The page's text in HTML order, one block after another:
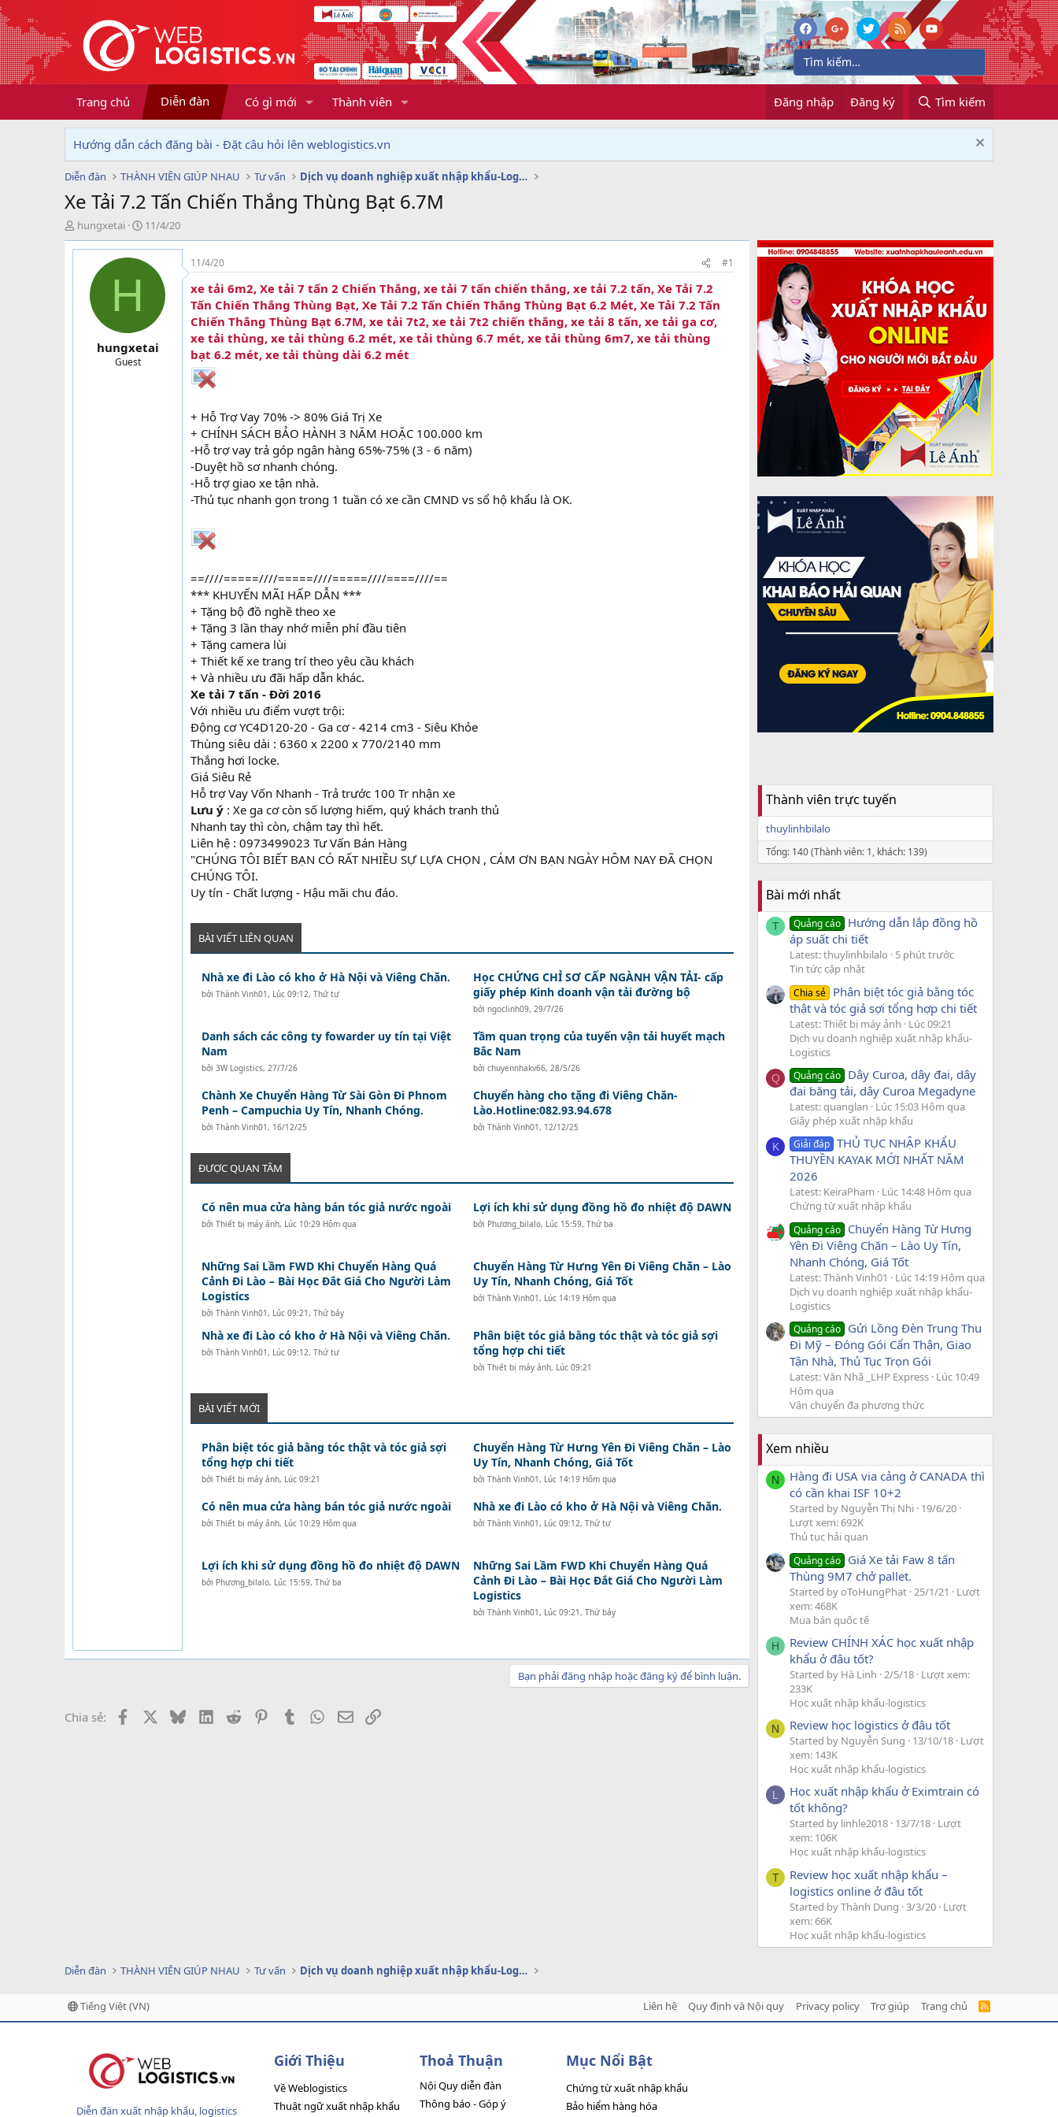
Trang chủ Diễn đàn Có gì mới Thành viên Đăng nhập Đăng ký Tìm kiếm
Hướng dẫn cách đăng bài - Đặt câu hỏi lên weblogistics.vn
Diễn đàn THÀNH VIÊN GIÚP NHAU Tư vấn Dịch vụ doanh nghiệp xuất nhập khẩu-Logistics
Xe Tải 7.2 Tấn Chiến Thắng Thùng Bạt 6.7M
T
h
r
hungxetai
N
g
à
y
11/4/20
H
hungxetai
Guest
11/4/20 #1
xe tải 6m2, Xe tải 7 tấn 2 Chiến Thắng, xe tải 7 tấn chiến thắng, xe tải 7.2 tấn, Xe Tải 7.2
Tấn Chiến Thắng Thùng Bạt, Xe Tải 7.2 Tấn Chiến Thắng Thùng Bạt 6.2 Mét, Xe Tải 7.2 Tấn
Chiến Thắng Thùng Bạt 6.7M, xe tải 7t2, xe tải 7t2 chiến thắng, xe tải 8 tấn, xe tải ga cơ,
xe tải thùng, xe tải thùng 6.2 mét, xe tải thùng 6.7 mét, xe tải thùng 6m7, xe tải thùng
bạt 6.2 mét, xe tải thùng dài 6.2 mét
+ Hỗ Trợ Vay 70% -> 80% Giá Trị Xe
+ CHÍNH SÁCH BẢO HÀNH 3 NĂM HOẶC 100.000 km
-Hỗ trợ vay trả góp ngân hàng 65%-75% (3 - 6 năm)
-Duyệt hồ sơ nhanh chóng.
-Hỗ trợ giao xe tận nhà.
-Thủ tục nhanh gọn trong 1 tuần có xe cần CMND vs sổ hộ khẩu là OK.
==////=====////=====////=====////====////==
*** KHUYẾN MÃI HẤP DẪN ***
+ Tặng bộ đồ nghề theo xe
+ Tặng 3 lần thay nhớ miễn phí đầu tiên
+ Tặng camera lùi
+ Thiết kế xe trang trí theo yêu cầu khách
+ Và nhiều ưu đãi hấp dẫn khác.
Xe tải 7 tấn - Đời 2016
Với nhiều ưu điểm vượt trội:
Động cơ YC4D120-20 - Ga cơ - 4214 cm3 - Siêu Khỏe
Thùng siêu dài : 6360 x 2200 x 770/2140 mm
Thắng hơi locke.
Giá Siêu Rẻ
Hỗ trợ Vay Vốn Nhanh - Trả trước 100 Tr nhận xe
Lưu ý : Xe ga cơ còn số lượng hiếm, quý khách tranh thủ
Nhanh tay thì còn, chậm tay thì hết.
Liên hệ : 0973499023 Tư Vấn Bán Hàng
"CHÚNG TÔI BIẾT BẠN CÓ RẤT NHIỀU SỰ LỰA CHỌN , CÁM ƠN BẠN NGÀY HÔM NAY ĐÃ CHỌN
CHÚNG TÔI.
Uy tín - Chất lượng - Hậu mãi chu đáo.
BÀI VIẾT LIÊN QUAN
Nhà xe đi Lào có kho ở Hà Nội và Viêng Chăn.
bởi Thành Vinh01, Lúc 09:12, Thứ tư
Học CHỨNG CHỈ SƠ CẤP NGÀNH VẬN TẢI- cấp
giấy phép Kinh doanh vận tải đường bộ
bởi ngoclinh09, 29/7/26
Danh sách các công ty fowarder uy tín tại Việt
Nam
bởi 3W Logistics, 27/7/26
Tầm quan trọng của tuyến vận tải huyết mạch
Bắc Nam
bởi chuyennhakv66, 28/5/26
Chành Xe Chuyển Hàng Từ Sài Gòn Đi Phnom
Penh – Campuchia Uy Tín, Nhanh Chóng.
bởi Thành Vinh01, 16/12/25
Chuyển hàng cho tặng đi Viêng Chăn-
Lào.Hotline:082.93.94.678
bởi Thành Vinh01, 12/12/25
ĐƯỢC QUAN TÂM
Có nên mua cửa hàng bán tóc giả nước ngoài
bởi Thiết bị máy ảnh, Lúc 10:29 Hôm qua
Lợi ích khi sử dụng đồng hồ đo nhiệt độ DAWN
bởi Phương_bilalo, Lúc 15:59, Thứ ba
Những Sai Lầm FWD Khi Chuyển Hàng Quá
Cảnh Đi Lào – Bài Học Đắt Giá Cho Người Làm
Logistics
bởi Thành Vinh01, Lúc 09:21, Thứ bảy
Chuyển Hàng Từ Hưng Yên Đi Viêng Chăn – Lào
Uy Tín, Nhanh Chóng, Giá Tốt
bởi Thành Vinh01, Lúc 14:19 Hôm qua
Nhà xe đi Lào có kho ở Hà Nội và Viêng Chăn.
bởi Thành Vinh01, Lúc 09:12, Thứ tư
Phân biệt tóc giả bằng tóc thật và tóc giả sợi
tổng hợp chi tiết
bởi Thiết bị máy ảnh, Lúc 09:21
BÀI VIẾT MỚI
Phân biệt tóc giả bằng tóc thật và tóc giả sợi
tổng hợp chi tiết
bởi Thiết bị máy ảnh, Lúc 09:21
Chuyển Hàng Từ Hưng Yên Đi Viêng Chăn – Lào
Uy Tín, Nhanh Chóng, Giá Tốt
bởi Thành Vinh01, Lúc 14:19 Hôm qua
Có nên mua cửa hàng bán tóc giả nước ngoài
bởi Thiết bị máy ảnh, Lúc 10:29 Hôm qua
Nhà xe đi Lào có kho ở Hà Nội và Viêng Chăn.
bởi Thành Vinh01, Lúc 09:12, Thứ tư
Lợi ích khi sử dụng đồng hồ đo nhiệt độ DAWN
bởi Phương_bilalo, Lúc 15:59, Thứ ba
Những Sai Lầm FWD Khi Chuyển Hàng Quá
Cảnh Đi Lào – Bài Học Đắt Giá Cho Người Làm
Logistics
bởi Thành Vinh01, Lúc 09:21, Thứ bảy
Bạn phải đăng nhập hoặc đăng ký để bình luận.
Chia sẻ: Facebook BlueskyLinkedIn
Reddit PinterestTumblr WhatsApp
EmailLink
Thành viên trực tuyến
thuylinhbilalo
Tổng: 140 (Thành viên: 1, khách: 139)
Bài mới nhất
T Quảng cáo Hướng dẫn lắp đồng hồ
áp suất chi tiết
Latest: thuylinhbilalo
5 phút trước
Tin tức cập nhật
Chia sẻ Phân biệt tóc giả bằng tóc
thật và tóc giả sợi tổng hợp chi tiết
Latest: Thiết bị máy ảnh
Lúc 09:21
Dịch vụ doanh nghiệp xuất nhập khẩu-
Logistics
Q Quảng cáo Dây Curoa, dây đai, dây
đai băng tải, dây Curoa Megadyne
Latest: quanglan
Lúc 15:03 Hôm qua
Giấy phép xuất nhập khẩu
K Giải đáp THỦ TỤC NHẬP KHẨU
THUYỀN KAYAK MỚI NHẤT NĂM
2026
Latest: KeiraPham
Lúc 14:48 Hôm qua
Chứng từ xuất nhập khẩu
Quảng cáo Chuyển Hàng Từ Hưng
Yên Đi Viêng Chăn – Lào Uy Tín,
Nhanh Chóng, Giá Tốt
Latest: Thành Vinh01
Lúc 14:19 Hôm qua
Dịch vụ doanh nghiệp xuất nhập khẩu-
Logistics
Quảng cáo Gửi Lồng Đèn Trung Thu
Đi Mỹ – Đóng Gói Cẩn Thận, Giao
Tận Nhà, Thủ Tục Trọn Gói
Latest: Văn Nhã _LHP Express Lúc 10:49
Hôm qua
Vận chuyển đa phương thức
Xem nhiều
N
Hàng đi USA via cảng ở CANADA thì
có cần khai ISF 10+2
Started by Nguyễn Thị Nhi 19/6/20
Lượt xem: 692K
Thủ tục hải quan
Quảng cáo Giá Xe tải Faw 8 tấn
Thùng 9M7 chở pallet.
Started by oToHungPhat 25/1/21
Lượt
xem: 468K
Mua bán quốc tế
H
Review CHÍNH XÁC học xuất nhập
khẩu ở đâu tốt?
Started by Hà Linh 2/5/18 Lượt xem:
233K
Học xuất nhập khẩu-logistics
N Review học logistics ở đâu tốt
Started by Nguyễn Sung 13/10/18 Lượt
xem: 143K
Học xuất nhập khẩu-logistics
L
Học xuất nhập khẩu ở Eximtrain có
tốt không?
Started by linhle2018 13/7/18 Lượt
xem: 106K
Học xuất nhập khẩu-logistics
T
Review học xuất nhập khẩu –
logistics online ở đâu tốt
Started by Thành Dung 3/3/20 Lượt
xem: 66K
Học xuất nhập khẩu-logistics
Diễn đàn THÀNH VIÊN GIÚP NHAU Tư vấn Dịch vụ doanh nghiệp xuất nhập khẩu-Logistics
Tiếng Việt (VN) Liên hệ Quy định và Nội quy Privacy policy Trợ giúp Trang chủ
R
Diễn đàn xuất nhập khẩu, logistics
Giới Thiệu
Về Weblogistics
Thuật ngữ xuất nhập khẩu
Thoả Thuận
Nội Quy diễn đàn
Thông báo - Góp ý
Mục Nổi Bật
Chứng từ xuất nhập khẩu
Bảo hiểm hàng hóa